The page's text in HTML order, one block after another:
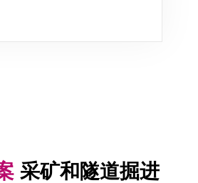
采矿和隧道掘进